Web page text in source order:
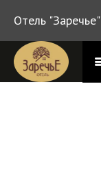
Отель "Заречье"